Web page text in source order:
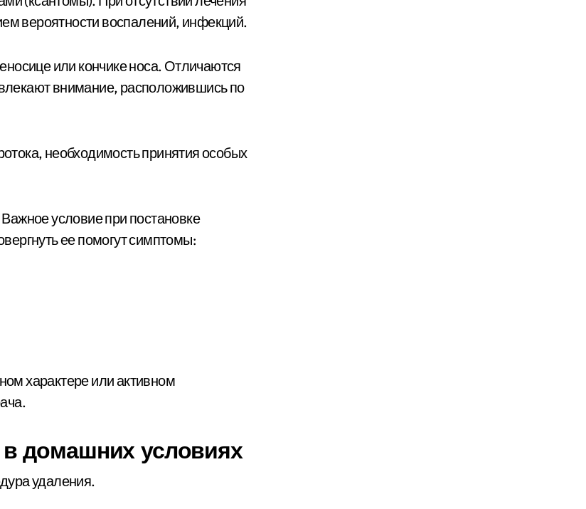
вероятности воспалений, инфекций.
или кончике носа. Отличаются
внимание, расположившись по
необходимость принятия особых
условие при постановке
ее помогут симптомы:
характере или активном
домашних условиях
удаления.